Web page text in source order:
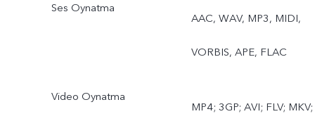
Ses Oynatma
AAC, WAV, MP3, MIDI,
VORBIS, APE, FLAC
Video Oynatma
MP4; 3GP; AVI; FLV; MKV;